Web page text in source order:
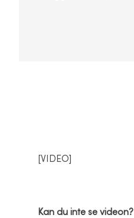
[VIDEO]
Kan du inte se videon?